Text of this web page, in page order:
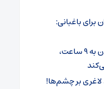
باغبانی:
محدودکردن زمان غذاخوردن به ۹ ساعت،
لاغری بر چشم‌ها!